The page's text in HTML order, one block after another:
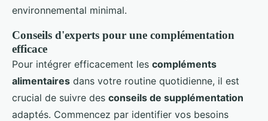
environnemental minimal.
Conseils d'experts pour une complémentation
efficace
Pour intégrer efficacement les compléments
alimentaires dans votre routine quotidienne, il est
crucial de suivre des conseils de supplémentation
adaptés. Commencez par identifier vos besoins